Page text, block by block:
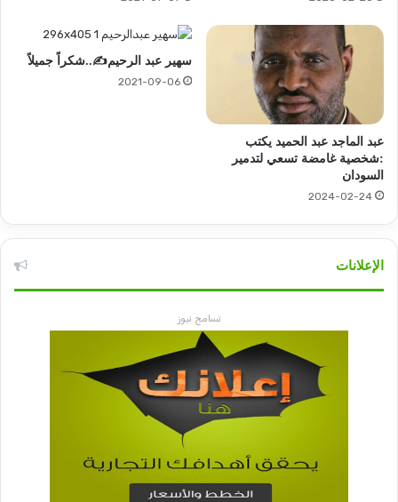
عبد الماجد عبد الحميد يكتب
:شخصية غامضة تسعي لتدمير
السودان
2024-02-24
سهير عبد الرحيم✍️..شكراً جميلاً
2021-09-06
الإعلانات
تسامح نيوز